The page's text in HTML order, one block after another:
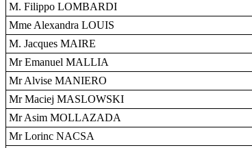
M. Filippo LOMBARDI
Mme Alexandra LOUIS
M. Jacques MAIRE
Mr Emanuel MALLIA
Mr Alvise MANIERO
Mr Maciej MASLOWSKI
Mr Asim MOLLAZADA
Mr Lorinc NACSA